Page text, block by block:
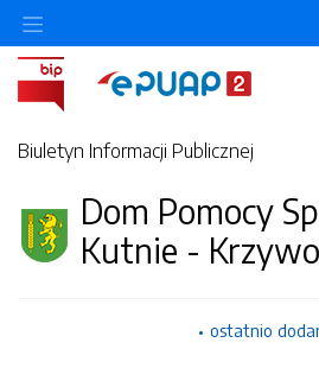
Biuletyn Informacji Publicznej
Dom Pomocy
Kutnie -
ostatnio